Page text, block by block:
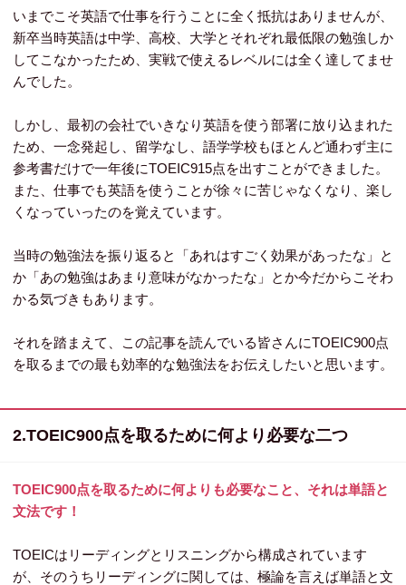
いまでこそ英語で仕事を行うことに全く抵抗はありませんが、
新卒当時英語は中学、高校、大学とそれぞれ最低限の勉強しか
してこなかったため、実戦で使えるレベルには全く達してませ
んでした。
しかし、最初の会社でいきなり英語を使う部署に放り込まれた
ため、一念発起し、留学なし、語学学校もほとんど通わず主に
参考書だけで一年後にTOEIC915点を出すことができました。
また、仕事でも英語を使うことが徐々に苦じゃなくなり、楽し
くなっていったのを覚えています。
当時の勉強法を振り返ると「あれはすごく効果があったな」と
か「あの勉強はあまり意味がなかったな」とか今だからこそわ
かる気づきもあります。
それを踏まえて、この記事を読んでいる皆さんにTOEIC900点
を取るまでの最も効率的な勉強法をお伝えしたいと思います。
2.TOEIC900点を取るために何より必要な二つ
TOEIC900点を取るために何よりも必要なこと、それは単語と
文法です！
TOEICはリーディングとリスニングから構成されています
が、そのうちリーディングに関しては、極論を言えば単語と文